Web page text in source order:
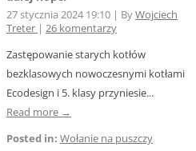
27 stycznia 2024 19:10 | ByWojciech
Treter | 26 komentarzy
Zastępowanie starych kotłów
bezklasowych nowoczesnymi kotłami
Ecodesign i 5. klasy przyniesie...
Read more →
Posted in: Wołanie na puszczy